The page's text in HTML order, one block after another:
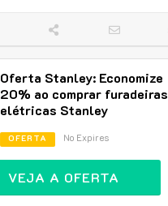
Oferta Stanley: Economize
20% ao comprar furadeiras
elétricas Stanley
OFERTA No Expires
VEJA A OFERTA